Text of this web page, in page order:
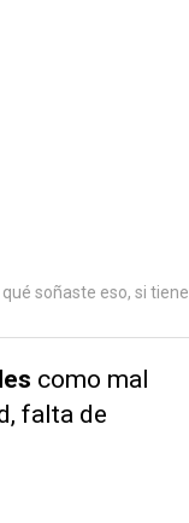
soñaste eso, si tiene
como mal
falta de